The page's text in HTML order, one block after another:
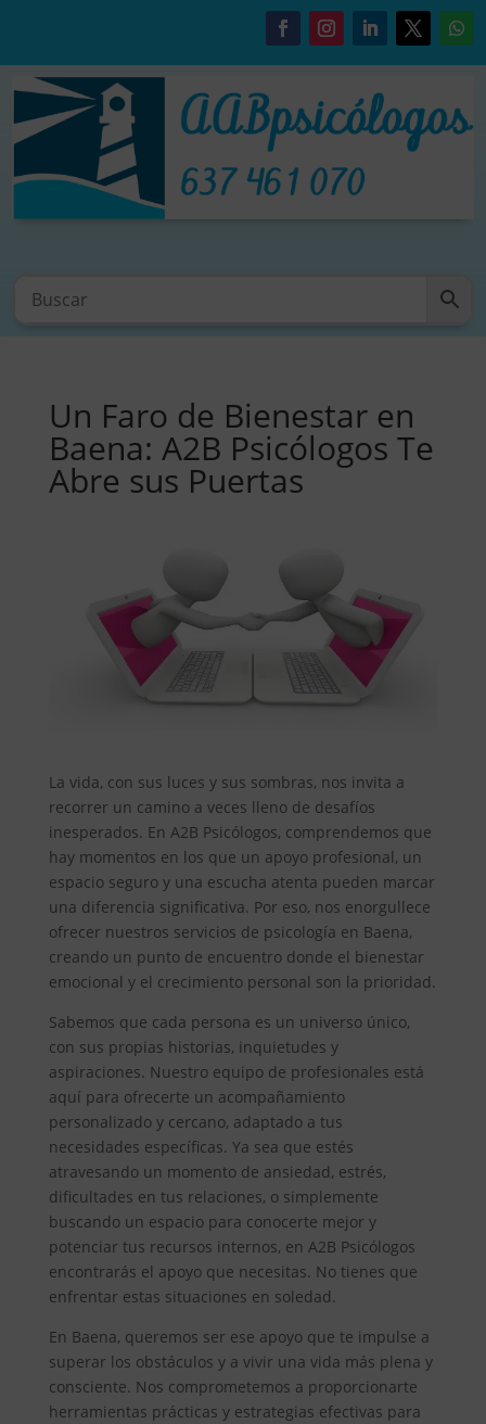
Un Faro de Bienestar en
Baena: A2B Psicólogos Te
Abre sus Puertas
La vida, con sus luces y sus sombras, nos invita a
recorrer un camino a veces lleno de desafíos
inesperados. En A2B Psicólogos, comprendemos que
hay momentos en los que un apoyo profesional, un
espacio seguro y una escucha atenta pueden marcar
una diferencia significativa. Por eso, nos enorgullece
ofrecer nuestros servicios de psicología en Baena,
creando un punto de encuentro donde el bienestar
emocional y el crecimiento personal son la prioridad.
Sabemos que cada persona es un universo único,
con sus propias historias, inquietudes y
aspiraciones. Nuestro equipo de profesionales está
aquí para ofrecerte un acompañamiento
personalizado y cercano, adaptado a tus
necesidades específicas. Ya sea que estés
atravesando un momento de ansiedad, estrés,
dificultades en tus relaciones, o simplemente
buscando un espacio para conocerte mejor y
potenciar tus recursos internos, en A2B Psicólogos
encontrarás el apoyo que necesitas. No tienes que
enfrentar estas situaciones en soledad.
En Baena, queremos ser ese apoyo que te impulse a
superar los obstáculos y a vivir una vida más plena y
consciente. Nos comprometemos a proporcionarte
herramientas prácticas y estrategias efectivas para